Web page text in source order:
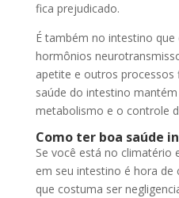
fica prejudicado.
É também no intestino
hormônios
apetite e outros processos
saúde do intestino
metabolismo e o controle
Como ter boa saúde
Se você está no climatério
em seu intestino é hora de
que costuma ser